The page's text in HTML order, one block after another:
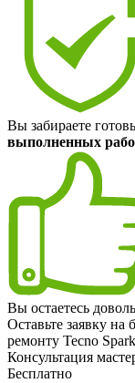
Вы забираете
выполненных
Вы остаетесь
Оставьте заявку на
ремонту Tecno
Консультация
Бесплатно